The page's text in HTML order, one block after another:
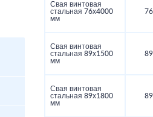
Свая винтовая
стальная 76х4000
мм
76
Свая винтовая
стальная 89х1500
мм
89
Свая винтовая
стальная 89х1800
мм
89